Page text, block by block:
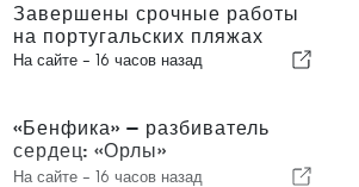
Завершены срочные работы
на португальских пляжах
На сайте - 16 часов назад
«Бенфика» — разбиватель
сердец: «Орлы»
отправляются в Эдинбург,
На сайте - 16 часов назад